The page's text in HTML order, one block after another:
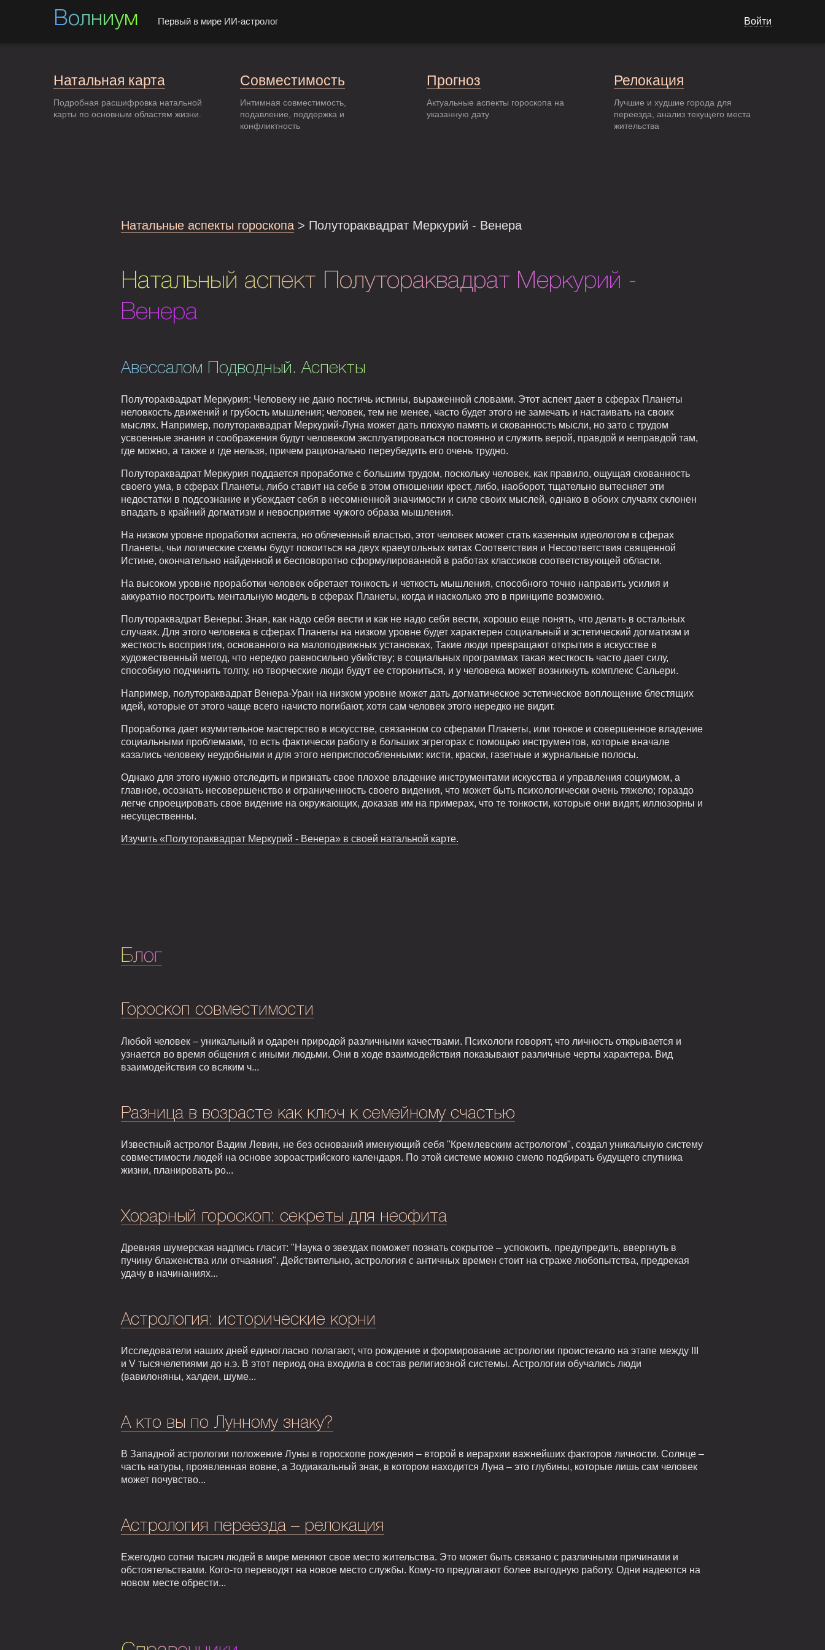
Волниум Первый в мире ИИ-астролог Войти
Натальная карта
Подробная расшифровка натальной
карты по основным областям жизни.
Совместимость
Интимная совместимость,
подавление, поддержка и
конфликтность
Прогноз
Актуальные аспекты гороскопа на
указанную дату
Релокация
Лучшие и худшие города для
переезда, анализ текущего места
жительства
Натальные аспекты гороскопа > Полутораквадрат Меркурий - Венера
Натальный аспект Полутораквадрат Меркурий -
Венера
Авессалом Подводный. Аспекты
Полутораквадрат Меркурия: Человеку не дано постичь истины, выраженной словами. Этот аспект дает в сферах Планеты
неловкость движений и грубость мышления; человек, тем не менее, часто будет этого не замечать и настаивать на своих
мыслях. Например, полутораквадрат Меркурий-Луна может дать плохую память и скованность мысли, но зато с трудом
усвоенные знания и соображения будут человеком эксплуатироваться постоянно и служить верой, правдой и неправдой там,
где можно, а также и где нельзя, причем рационально переубедить его очень трудно.
Полутораквадрат Меркурия поддается проработке с большим трудом, поскольку человек, как правило, ощущая скованность
своего ума, в сферах Планеты, либо ставит на себе в этом отношении крест, либо, наоборот, тщательно вытесняет эти
недостатки в подсознание и убеждает себя в несомненной значимости и силе своих мыслей, однако в обоих случаях склонен
впадать в крайний догматизм и невосприятие чужого образа мышления.
На низком уровне проработки аспекта, но облеченный властью, этот человек может стать казенным идеологом в сферах
Планеты, чьи логические схемы будут покоиться на двух краеугольных китах Соответствия и Несоответствия священной
Истине, окончательно найденной и бесповоротно сформулированной в работах классиков соответствующей области.
На высоком уровне проработки человек обретает тонкость и четкость мышления, способного точно направить усилия и
аккуратно построить ментальную модель в сферах Планеты, когда и насколько это в принципе возможно.
Полутораквадрат Венеры: Зная, как надо себя вести и как не надо себя вести, хорошо еще понять, что делать в остальных
случаях. Для этого человека в сферах Планеты на низком уровне будет характерен социальный и эстетический догматизм и
жесткость восприятия, основанного на малоподвижных установках, Такие люди превращают открытия в искусстве в
художественный метод, что нередко равносильно убийству; в социальных программах такая жесткость часто дает силу,
способную подчинить толпу, но творческие люди будут ее сторониться, и у человека может возникнуть комплекс Сальери.
Например, полутораквадрат Венера-Уран на низком уровне может дать догматическое эстетическое воплощение блестящих
идей, которые от этого чаще всего начисто погибают, хотя сам человек этого нередко не видит.
Проработка дает изумительное мастерство в искусстве, связанном со сферами Планеты, или тонкое и совершенное владение
социальными проблемами, то есть фактически работу в больших эгрегорах с помощью инструментов, которые вначале
казались человеку неудобными и для этого неприспособленными: кисти, краски, газетные и журнальные полосы.
Однако для этого нужно отследить и признать свое плохое владение инструментами искусства и управления социумом, а
главное, осознать несовершенство и ограниченность своего видения, что может быть психологически очень тяжело; гораздо
легче спроецировать свое видение на окружающих, доказав им на примерах, что те тонкости, которые они видят, иллюзорны и
несущественны.
Изучить «Полутораквадрат Меркурий - Венера» в своей натальной карте.
Блог
Гороскоп совместимости
Любой человек – уникальный и одарен природой различными качествами. Психологи говорят, что личность открывается и
узнается во время общения с иными людьми. Они в ходе взаимодействия показывают различные черты характера. Вид
взаимодействия со всяким ч...
Разница в возрасте как ключ к семейному счастью
Известный астролог Вадим Левин, не без оснований именующий себя "Кремлевским астрологом", создал уникальную систему
совместимости людей на основе зороастрийского календаря. По этой системе можно смело подбирать будущего спутника
жизни, планировать ро...
Хорарный гороскоп: секреты для неофита
Древняя шумерская надпись гласит: "Наука о звездах поможет познать сокрытое – успокоить, предупредить, ввергнуть в
пучину блаженства или отчаяния". Действительно, астрология с античных времен стоит на страже любопытства, предрекая
удачу в начинаниях...
Астрология: исторические корни
Исследователи наших дней единогласно полагают, что рождение и формирование астрологии проистекало на этапе между III
и V тысячелетиями до н.э. В этот период она входила в состав религиозной системы. Астрологии обучались люди
(вавилоняны, халдеи, шуме...
А кто вы по Лунному знаку?
В Западной астрологии положение Луны в гороскопе рождения – второй в иерархии важнейших факторов личности. Солнце –
часть натуры, проявленная вовне, а Зодиакальный знак, в котором находится Луна – это глубины, которые лишь сам человек
может почувство...
Астрология переезда – релокация
Ежегодно сотни тысяч людей в мире меняют свое место жительства. Это может быть связано с различными причинами и
обстоятельствами. Кого-то переводят на новое место службы. Кому-то предлагают более выгодную работу. Одни надеются на
новом месте обрести...